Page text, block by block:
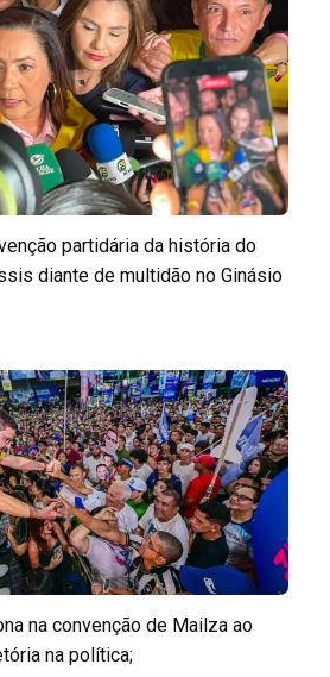
partidária da história do
diante de multidão no Ginásio
na convenção de Mailza ao
na política;